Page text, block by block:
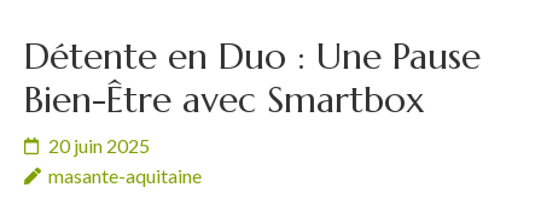
Détente en Duo : Une Pause
Bien-Être avec Smartbox
20 juin 2025
masante-aquitaine